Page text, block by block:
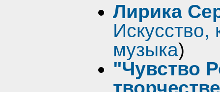
Лирика
Искусство,
музыка)
"Чувство